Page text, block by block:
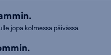
jopa kolmessa päivässä.